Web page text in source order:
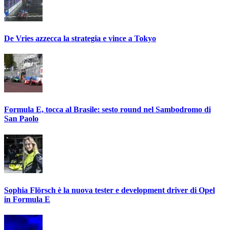
De Vries azzecca la strategia e vince a Tokyo
Formula E, tocca al Brasile: sesto round nel Sambodromo di
San Paolo
Sophia Flörsch è la nuova tester e development driver di Opel
in Formula E